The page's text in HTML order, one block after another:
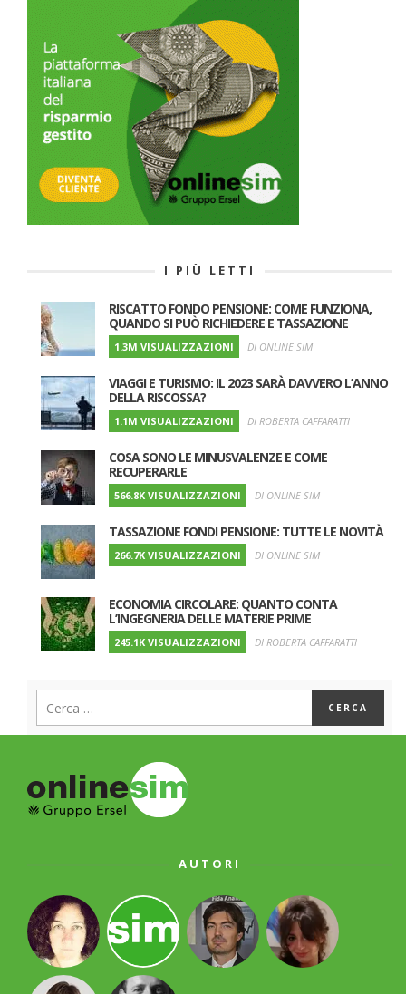
I PIÙ LETTI
RISCATTO FONDO PENSIONE: COME FUNZIONA,
QUANDO SI PUÒ RICHIEDERE E TASSAZIONE
1.3M VISUALIZZAZIONI DI ONLINE SIM
VIAGGI E TURISMO: IL 2023 SARÀ DAVVERO L’ANNO
DELLA RISCOSSA?
1.1M VISUALIZZAZIONI DI ROBERTA CAFFARATTI
COSA SONO LE MINUSVALENZE E COME
RECUPERARLE
566.8K VISUALIZZAZIONI DI ONLINE SIM
TASSAZIONE FONDI PENSIONE: TUTTE LE NOVITÀ
266.7K VISUALIZZAZIONI DI ONLINE SIM
ECONOMIA CIRCOLARE: QUANTO CONTA
L’INGEGNERIA DELLE MATERIE PRIME
245.1K VISUALIZZAZIONI DI ROBERTA CAFFARATTI
AUTORI